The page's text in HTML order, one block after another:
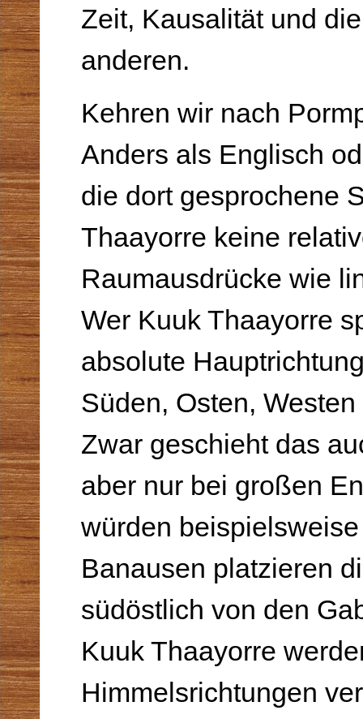
Zeit, Kausalität und
anderen.
Kehren wir nach
Anders als Englisch
die dort gesprochene
Thaayorre keine
Raumausdrücke wie
Wer Kuuk Thaayorre
absolute
Süden, Osten,
Zwar geschieht das
aber nur bei großen
würden
Banausen platzieren
südöstlich von den
Kuuk Thaayorre
Himmelsrichtungen